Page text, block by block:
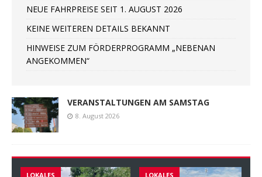
NEUE FAHRPREISE SEIT 1. AUGUST 2026
KEINE WEITEREN DETAILS BEKANNT
HINWEISE ZUM FÖRDERPROGRAMM „NEBENAN
ANGEKOMMEN“
VERANSTALTUNGEN AM SAMSTAG
8. August 2026
LOKALES LOKALES